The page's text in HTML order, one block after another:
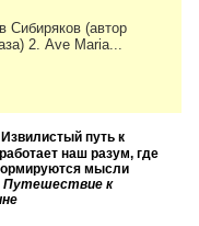
Сибиряков (автор
2. Ave Maria...
путь к
наш разум, где
мысли
Путешествие к